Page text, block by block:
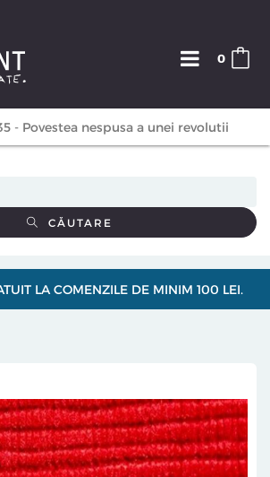
0
- Povestea nespusa a unei revolutii
CĂUTARE
LA COMENZILE DE MINIM 100 LEI.